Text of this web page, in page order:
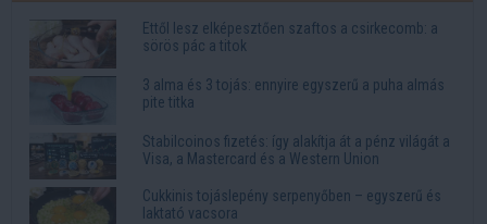
Ettől lesz elképesztően szaftos a csirkecomb: a
sörös pác a titok
3 alma és 3 tojás: ennyire egyszerű a puha almás
pite titka
Stabilcoinos fizetés: így alakítja át a pénz világát a
Visa, a Mastercard és a Western Union
Cukkinis tojáslepény serpenyőben – egyszerű és
laktató vacsora